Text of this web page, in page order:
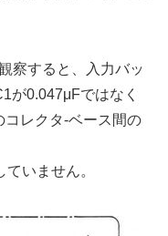
察すると、入力バッ
が0.047μFではなく
レクタ-ベース間の
いません。